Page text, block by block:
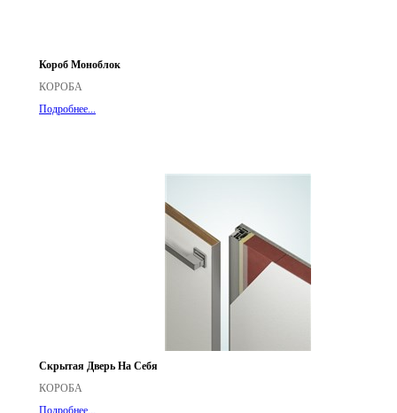
Короб Моноблок
КОРОБА
Подробнее...
Скрытая Дверь На Себя
КОРОБА
Подробнее...